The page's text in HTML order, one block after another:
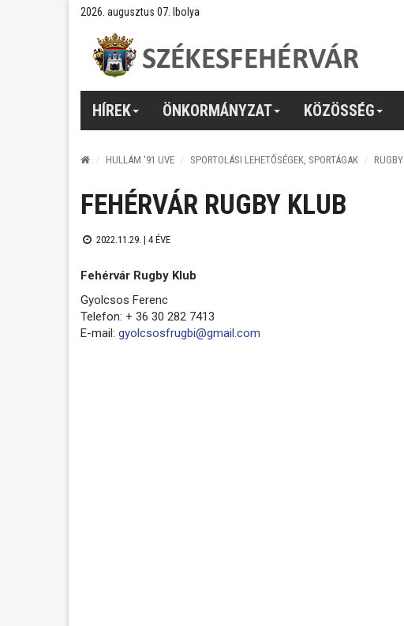
2026. augusztus 07. Ibolya
HÍREK ÖNKORMÁNYZAT KÖZÖSSÉG
HULLÁM '91 UVE SPORTOLÁSI LEHETŐSÉGEK, SPORTÁGAK RUGBY
FEHÉRVÁR RUGBY KLUB
2022.11.29. | 4 ÉVE
Fehérvár Rugby Klub
Gyolcsos Ferenc
Telefon: + 36 30 282 7413
E-mail: gyolcsosfrugbi@gmail.com